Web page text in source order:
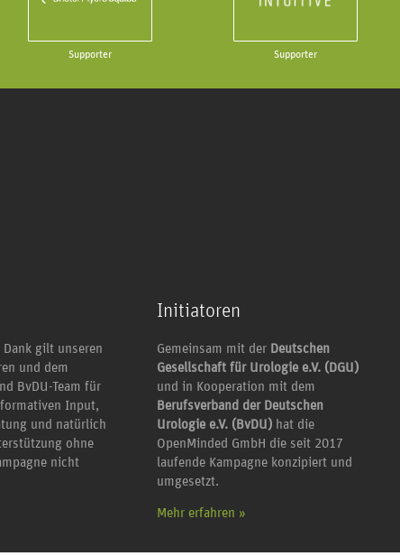
Supporter Supporter
Dank gilt unseren
und dem
BvDU-Team für
Input,
und natürlich
ohne
nicht
Initiatoren
Gemeinsam mit der Deutschen
Gesellschaft für Urologie e.V. (DGU)
und in Kooperation mit dem
Berufsverband der Deutschen
Urologie e.V. (BvDU)hat die
OpenMinded GmbH die seit 2017
laufende Kampagne konzipiert und
umgesetzt.
Mehr erfahren »